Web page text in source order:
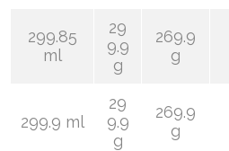
299.85
ml
29
9.9
g
269.9
g
299.9 ml
29
9.9
g
269.9
g